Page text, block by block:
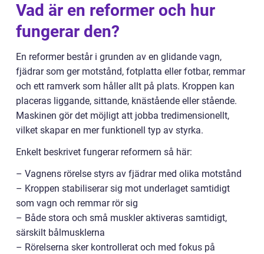
Vad är en reformer och hur
fungerar den?
En reformer består i grunden av en glidande vagn,
fjädrar som ger motstånd, fotplatta eller fotbar, remmar
och ett ramverk som håller allt på plats. Kroppen kan
placeras liggande, sittande, knästående eller stående.
Maskinen gör det möjligt att jobba tredimensionellt,
vilket skapar en mer funktionell typ av styrka.
Enkelt beskrivet fungerar reformern så här:
– Vagnens rörelse styrs av fjädrar med olika motstånd
– Kroppen stabiliserar sig mot underlaget samtidigt
som vagn och remmar rör sig
– Både stora och små muskler aktiveras samtidigt,
särskilt bålmusklerna
– Rörelserna sker kontrollerat och med fokus på